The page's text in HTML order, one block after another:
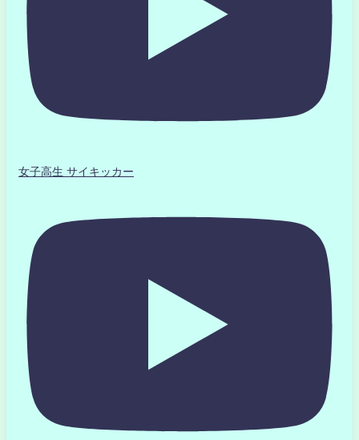
女子高生 サイキッカー